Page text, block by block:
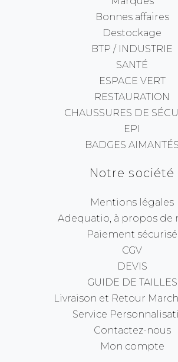
Bonnes affaires
Destockage
BTP / INDUSTRIE
SANTÉ
ESPACE VERT
RESTAURATION
CHAUSSURES DE
EPI
BADGES AIMANTÉS
Notre société
Mentions légales
Adequatio, à propos de
Paiement sécurisé
CGV
DEVIS
GUIDE DE TAILLES
Livraison et Retour
Service
Contactez-nous
Mon compte